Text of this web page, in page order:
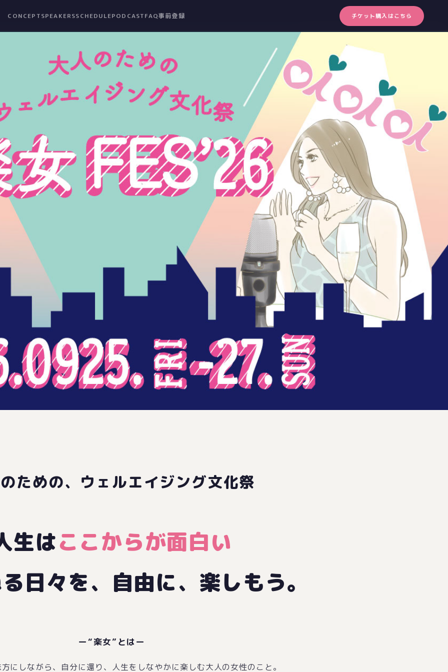
CONCEPTSPEAKERSSCHEDULEPODCASTFAQ事前登録 チケット購入はこちら
ための、ウェルエイジング文化祭
生はここからが面白い
日々を、自由に、楽しもう。
ー“楽女”とはー
にしながら、自分に還り、人生をしなやかに楽しむ大人の女性のこと。